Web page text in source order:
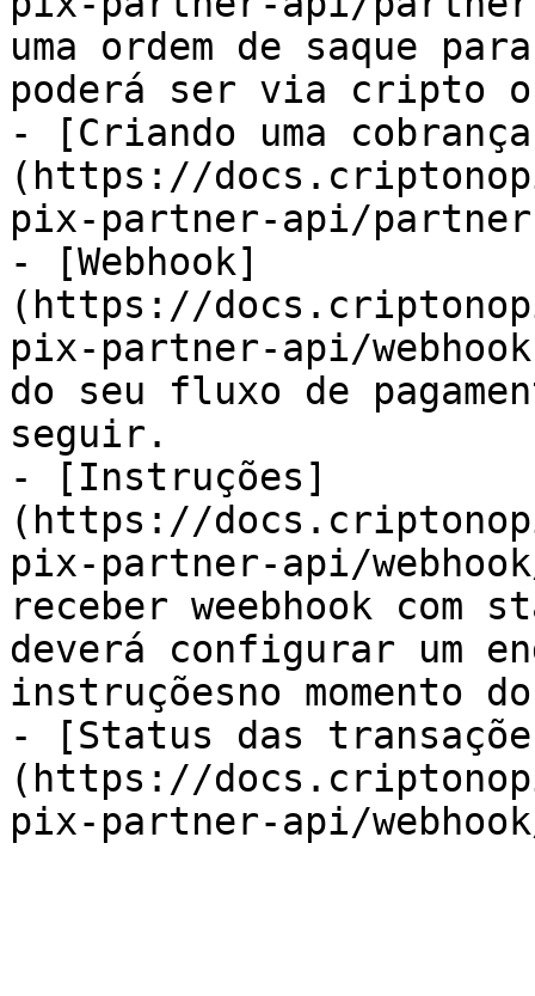
uma ordem de saque
poderá ser via cripto
- [Criando uma
(https://
pix-partner-api/
- [Webhook]
(https://
pix-partner-api/
do seu fluxo de
seguir.
- [Instruções]
(https://
pix-partner-api/
receber weebhook com
deverá configurar um
instruçõesno momento
- [Status das
(https://